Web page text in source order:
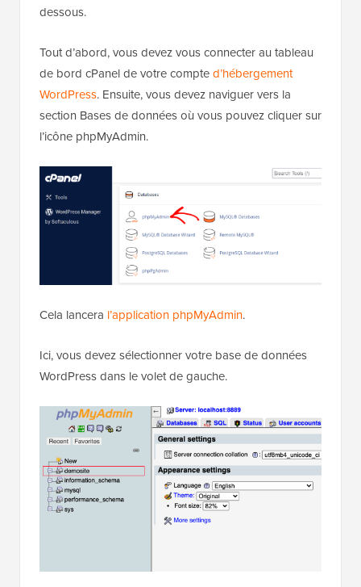
dessous.
Tout d’abord, vous devez vous connecter au tableau
de bord cPanel de votre compted’hébergement
WordPress. Ensuite, vous devez naviguer vers la
section Bases de données où vous pouvez cliquer sur
l’icône phpMyAdmin.
Cela lancera l’application phpMyAdmin.
Ici, vous devez sélectionner votre base de données
WordPress dans le volet de gauche.